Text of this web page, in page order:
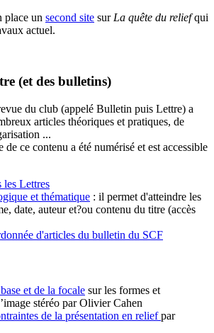
place un second site sur La quête du reliefqui
actuel.
(et des bulletins)
du club (appelé Bulletin puis Lettre) a
articles théoriques et pratiques, de
...
de ce contenu a été numérisé et est accessible
les Lettres
et thématique : il permet d'atteindre les
date, auteur et?ou contenu du titre (accès
d'articles du bulletin du SCF
et de la focale sur les formes et
stéréo par Olivier Cahen
de la présentation en reliefpar